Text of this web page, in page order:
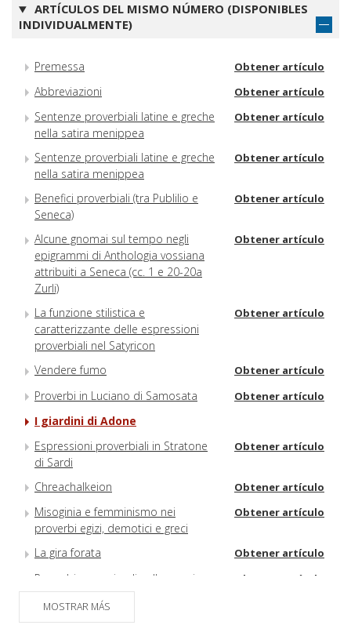
ARTÍCULOS DEL MISMO NÚMERO (DISPONIBLES
INDIVIDUALMENTE)
Premessa Obtener artículo
Abbreviazioni Obtener artículo
Sentenze proverbiali latine e greche
nella satira menippea
Obtener artículo
Sentenze proverbiali latine e greche
nella satira menippea
Obtener artículo
Benefici proverbiali (tra Publilio e
Seneca)
Obtener artículo
Alcune gnomai sul tempo negli
epigrammi di Anthologia vossiana
attribuiti a Seneca (cc. 1 e 20-20a
Zurli)
Obtener artículo
La funzione stilistica e
caratterizzante delle espressioni
proverbiali nel Satyricon
Obtener artículo
Vendere fumo Obtener artículo
Proverbi in Luciano di Samosata Obtener artículo
I giardini di Adone
Espressioni proverbiali in Stratone
di Sardi
Obtener artículo
Chreachalkeion Obtener artículo
Misoginia e femminismo nei
proverbi egizi, demotici e greci
Obtener artículo
La gira forata Obtener artículo
Proverbi con animali nella poesia
greca
Obtener artículo
Postfazione
MOSTRAR MÁS